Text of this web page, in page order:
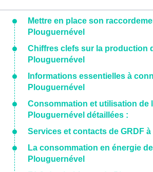
Mettre en place son
Plouguernével
Chiffres clefs sur la production
Plouguernével
Informations essentielles à
Plouguernével
Consommation et utilisation de
Plouguernével détaillées :
Services et contacts de GRDF
La consommation en énergie
Plouguernével